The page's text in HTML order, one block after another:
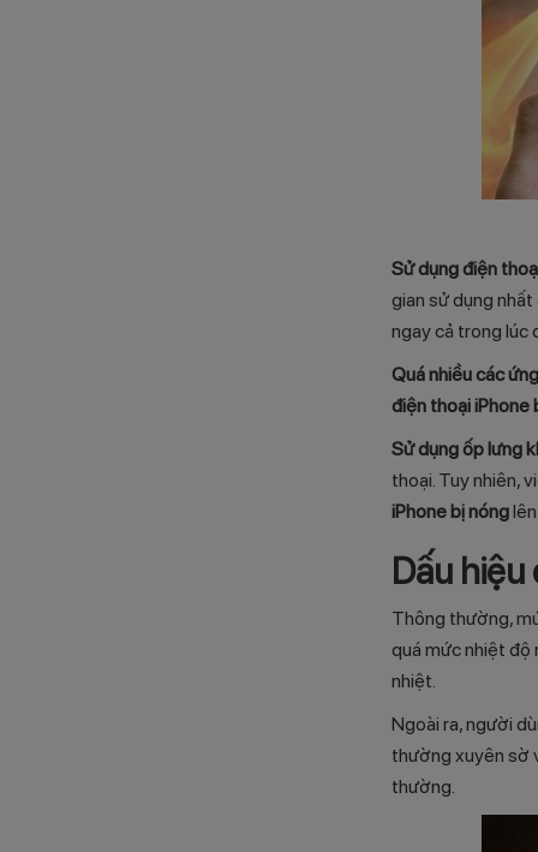
Sử dụng điện
gian sử dụng
ngay cả trong lúc
Quá nhiều các
điện thoại iPhone
Sử dụng ốp lưng
thoại. Tuy nhiên,
iPhone bị nóng
Dấu hiệu
Thông thường,
quá mức nhiệt độ
nhiệt.
Ngoài ra, người
thường xuyên sờ
thường.